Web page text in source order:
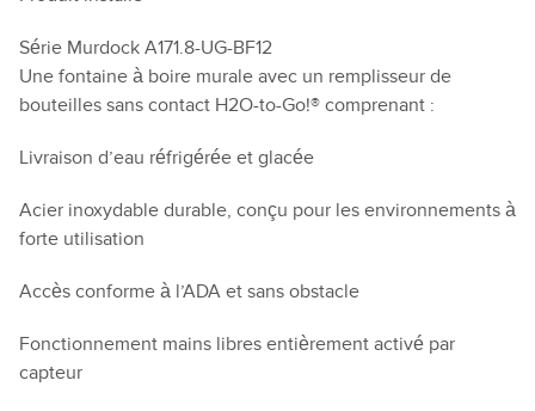
Série Murdock A171.8-UG-BF12
Une fontaine à boire murale avec un remplisseur de
bouteilles sans contact H2O-to-Go!® comprenant :
Livraison d’eau réfrigérée et glacée
Acier inoxydable durable, conçu pour les environnements à
forte utilisation
Accès conforme à l’ADA et sans obstacle
Fonctionnement mains libres entièrement activé par
capteur